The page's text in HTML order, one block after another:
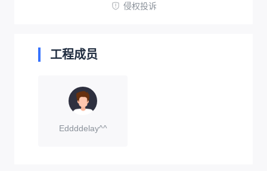
侵权投诉
工程成员
Eddddelay^^